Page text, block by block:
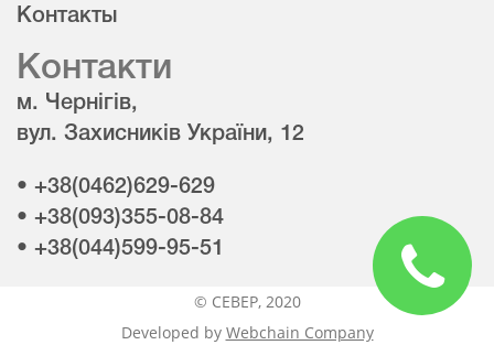
Контакты
Контакти
м. Чернігів,
вул. Захисників України, 12
• +38(0462)629-629
• +38(093)355-08-84
• +38(044)599-95-51
© CЕВЕР, 2020
Developed by Webchain Company